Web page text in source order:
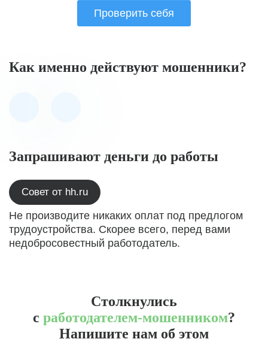
Проверить себя
Как именно действуют мошенники?
Запрашивают деньги до работы
Совет от hh.ru
Не производите никаких оплат под предлогом
трудоустройства. Скорее всего, перед вами
недобросовестный работодатель.
Столкнулись
с работодателем-мошенником?
Напишите нам об этом